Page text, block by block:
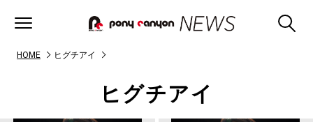
HOME ヒグチアイ
ヒグチアイ